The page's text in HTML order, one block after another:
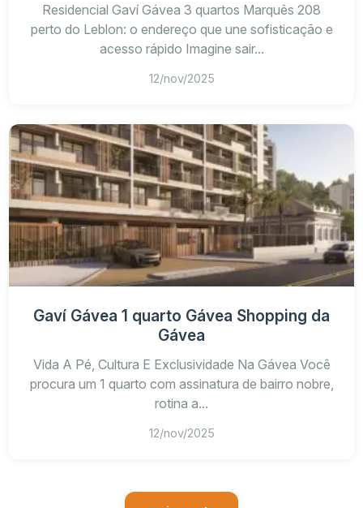
Residencial Gaví Gávea 3 quartos Marquês 208
perto do Leblon: o endereço que une sofisticação e
acesso rápido Imagine sair...
12/nov/2025
Gaví Gávea 1 quarto Gávea Shopping da
Gávea
Vida A Pé, Cultura E Exclusividade Na Gávea Você
procura um 1 quarto com assinatura de bairro nobre,
rotina a...
12/nov/2025